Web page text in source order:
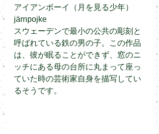
アイアンボーイ（月を見る少年）
järnpojke
スウェーデンで最小の公共の彫刻と
呼ばれている鉄の男の子。この作品
は、彼が眠ることができず、窓のニ
ッチにある母の台所に丸まって座っ
ていた時の芸術家自身を描写してい
るそうです。